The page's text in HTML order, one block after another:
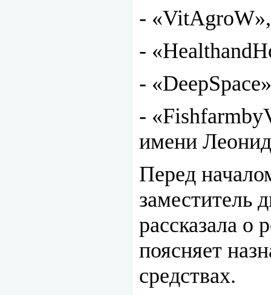
-
-
-
-
имени
Перед
заместитель
рассказала о
поясняет
средствах.